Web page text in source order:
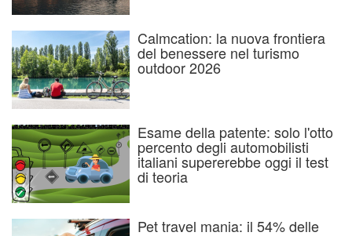
Calmcation: la nuova frontiera
del benessere nel turismo
outdoor 2026
Esame della patente: solo l'otto
percento degli automobilisti
italiani supererebbe oggi il test
di teoria
Pet travel mania: il 54% delle